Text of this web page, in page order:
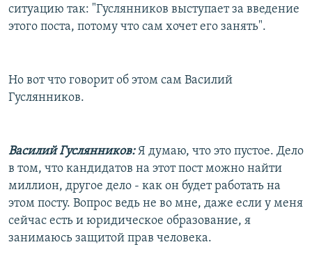
ситуацию так: "Гуслянников выступает за введение
этого поста, потому что сам хочет его занять".
Но вот что говорит об этом сам Василий
Гуслянников.
Василий Гуслянников:Я думаю, что это пустое. Дело
в том, что кандидатов на этот пост можно найти
миллион, другое дело - как он будет работать на
этом посту. Вопрос ведь не во мне, даже если у меня
сейчас есть и юридическое образование, я
занимаюсь защитой прав человека.